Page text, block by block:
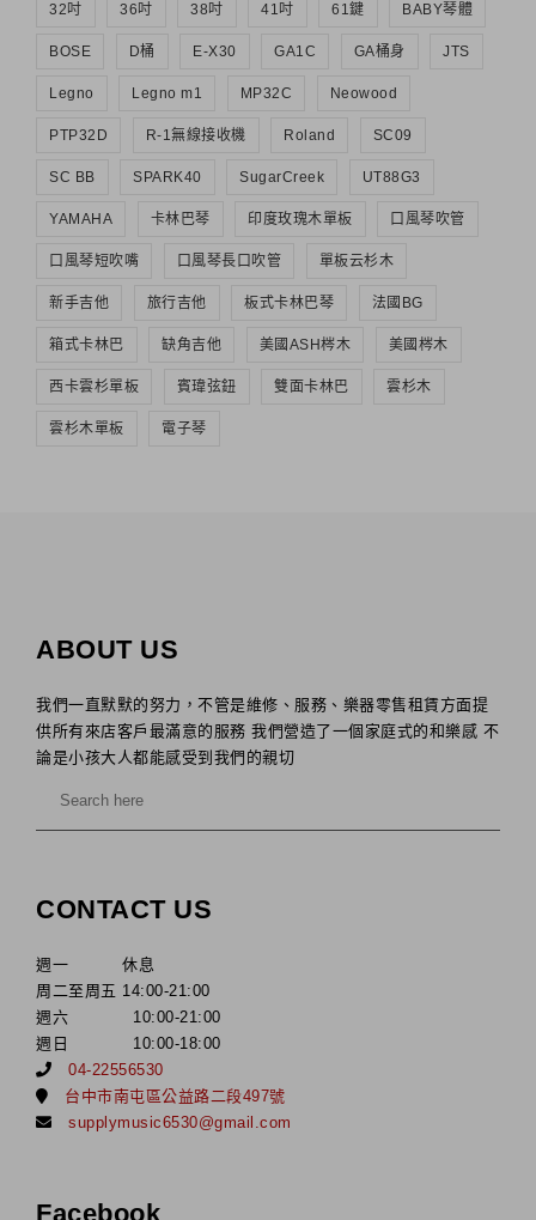
32吋 36吋 38吋 41吋 61鍵 BABY琴體
BOSE D桶 E-X30 GA1C GA桶身 JTS
Legno Legno m1 MP32C Neowood
PTP32D R-1無線接收機 Roland SC09
SC BB SPARK40 SugarCreek UT88G3
YAMAHA 卡林巴琴 印度玫瑰木單板 口風琴吹管
口風琴短吹嘴 口風琴長口吹管 單板云杉木
新手吉他 旅行吉他 板式卡林巴琴 法國BG
箱式卡林巴 缺角吉他 美國ASH梣木 美國梣木
西卡雲杉單板 賓瑋弦鈕 雙面卡林巴 雲杉木
雲杉木單板 電子琴
ABOUT US
我們一直默默的努力，不管是維修、服務、樂器零售租賃方面提
供所有來店客戶最滿意的服務 我們營造了一個家庭式的和樂感 不
論是小孩大人都能感受到我們的親切
CONTACT US
週一 休息
周二至周五 14:00-21:00
週六 10:00-21:00
週日 10:00-18:00
04-22556530
台中市南屯區公益路二段497號
supplymusic6530@gmail.com
Facebook